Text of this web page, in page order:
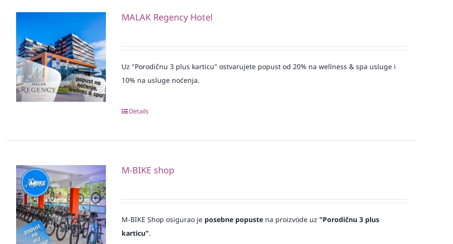
MALAK Regency Hotel
Uz "Porodičnu 3 plus karticu" ostvarujete popust od 20% na wellness & spa usluge i
10% na usluge noćenja.
Details
M-BIKE shop
M-BIKE Shop osigurao je posebne popustena proizvode uz "Porodičnu 3 plus
karticu".